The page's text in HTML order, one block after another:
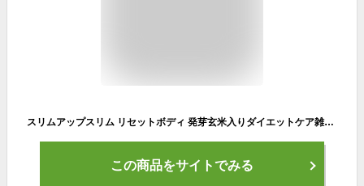
スリムアップスリム リセットボディ 発芽玄米入りダイエットケア雑炊 5食
この商品をサイトでみる